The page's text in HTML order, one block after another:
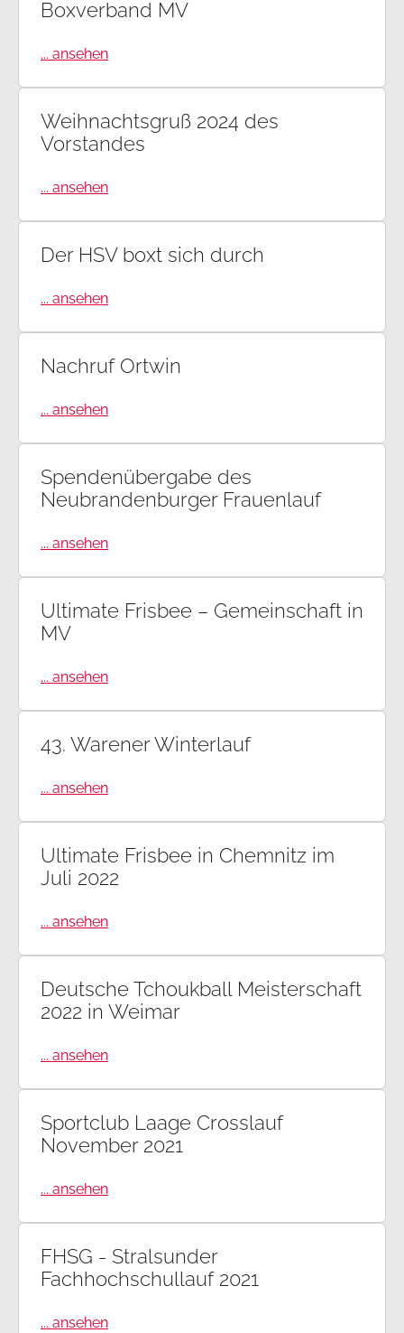
Boxverband MV
... ansehen
Weihnachtsgruß 2024 des
Vorstandes
... ansehen
Der HSV boxt sich durch
... ansehen
Nachruf Ortwin
... ansehen
Spendenübergabe des
Neubrandenburger Frauenlauf
... ansehen
Ultimate Frisbee – Gemeinschaft in
MV
... ansehen
43. Warener Winterlauf
... ansehen
Ultimate Frisbee in Chemnitz im
Juli 2022
... ansehen
Deutsche Tchoukball Meisterschaft
2022 in Weimar
... ansehen
Sportclub Laage Crosslauf
November 2021
... ansehen
FHSG - Stralsunder
Fachhochschullauf 2021
... ansehen